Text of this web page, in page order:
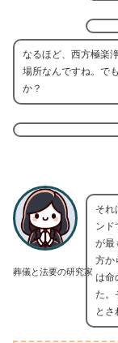
なるほど、西方極楽
場所なんですね。で
か？
葬儀と法要の研究家
それ
ンド
が最
方か
は命
た。
とさ